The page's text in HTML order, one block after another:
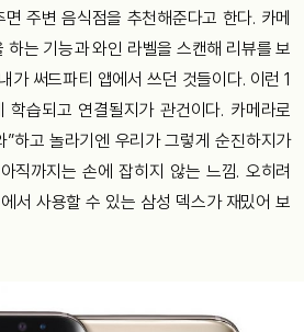
주변 음식점을 추천해준다고 한다. 카메
하는 기능과 와인 라벨을 스캔해 리뷰를 보
가 써드파티 앱에서 쓰던 것들이다. 이런 1
학습되고 연결될지가 관건이다. 카메라로
”하고 놀라기엔 우리가 그렇게 순진하지가
직까지는 손에 잡히지 않는 느낌. 오히려
서 사용할 수 있는 삼성 덱스가 재밌어 보